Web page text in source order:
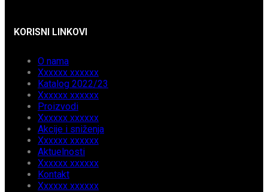
KORISNI LINKOVI
O nama
Xxxxxx xxxxxx
Katalog 2022/23
Xxxxxx xxxxxx
Proizvodi
Xxxxxx xxxxxx
Akcije i sniženja
Xxxxxx xxxxxx
Aktuelnosti
Xxxxxx xxxxxx
Kontakt
Xxxxxx xxxxxx